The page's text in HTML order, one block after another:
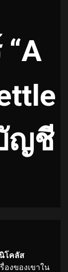
ญชี
โคลัส
องของเขาใน